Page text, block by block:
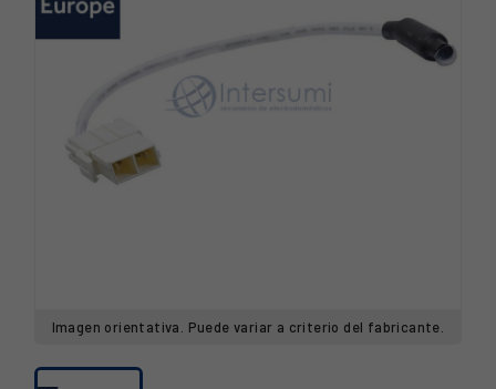
Imagen orientativa. Puede variar a criterio del fabricante.